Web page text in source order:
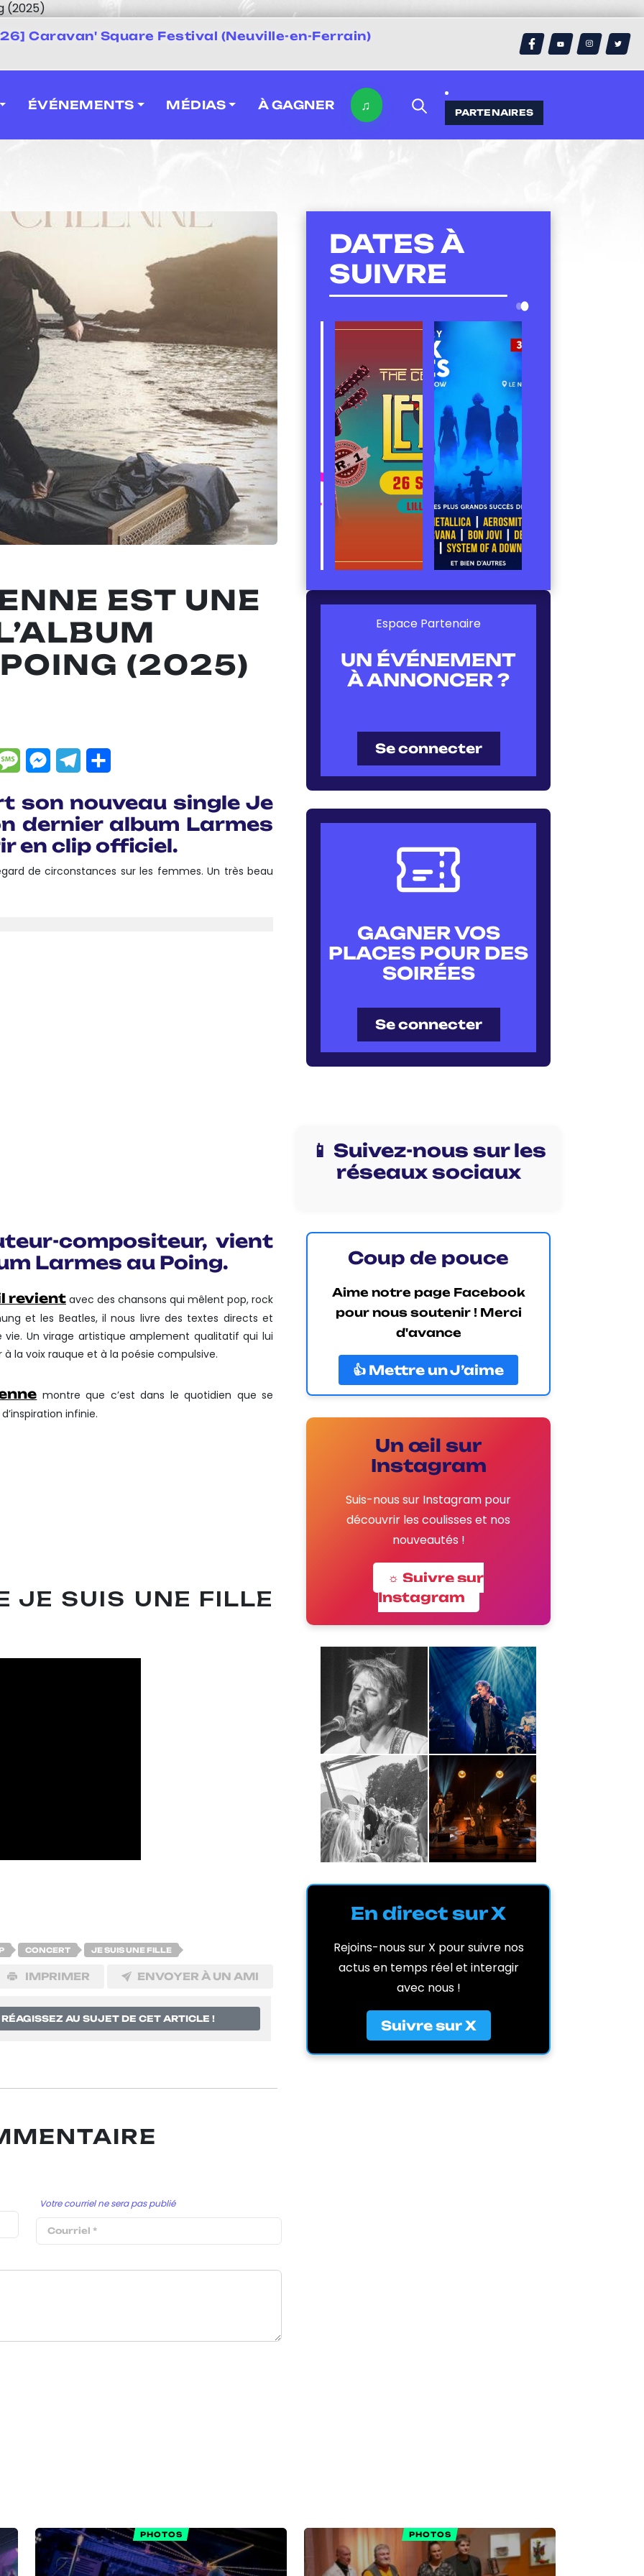
(2025)
Caravan' Square Festival (Neuville-en-Ferrain)
ÉVÉNEMENTS MÉDIAS À GAGNER ♫ PARTENAIRES
EST UNE
(2025)
MessageMessenger
Telegram
son nouveau single Je
dernier album Larmes
en clip officiel.
de circonstances sur les femmes. Un très beau
compositeur, vient
Larmes au Poing.
revient avec des chansons qui mêlent pop, rock
et les Beatles, il nous livre des textes directs et
vie. Un virage artistique amplement qualitatif qui lui
la voix rauque et à la poésie compulsive.
montre que c’est dans le quotidien que se
infinie.
JE SUIS UNE FILLE
CONCERT JE SUIS UNE FILLE
IMPRIMER ENVOYER À UN AMI
RÉAGISSEZ AU SUJET DE CET ARTICLE !
Votre courriel ne sera pas publié
DATES À
SUIVRE
Espace Partenaire
UN ÉVÉNEMENT
À ANNONCER ?
Se connecter
GAGNER VOS
PLACES POUR DES
SOIRÉES
Se connecter
📱 Suivez-nous sur les
réseaux sociaux
Coup de pouce
Aime notre page Facebook
pour nous soutenir ! Merci
d'avance
👍 Mettre un J’aime
Un œil sur
Instagram
Suis-nous sur Instagram pour
découvrir les coulisses et nos
nouveautés !
☼ Suivre sur
Instagram
En direct sur X
Rejoins-nous sur X pour suivre nos
actus en temps réel et interagir
avec nous !
Suivre sur X
PHOTOS PHOTOS